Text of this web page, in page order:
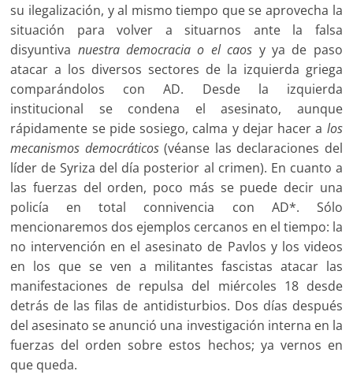
su ilegalización, y al mismo tiempo que se aprovecha la
situación para volver a situarnos ante la falsa
disyuntiva nuestra democracia o el caos y ya de paso
atacar a los diversos sectores de la izquierda griega
comparándolos con AD. Desde la izquierda
institucional se condena el asesinato, aunque
rápidamente se pide sosiego, calma y dejar hacer a los
mecanismos democráticos(véanse las declaraciones del
líder de Syriza del día posterior al crimen). En cuanto a
las fuerzas del orden, poco más se puede decir una
policía en total connivencia con AD*. Sólo
mencionaremos dos ejemplos cercanos en el tiempo: la
no intervención en el asesinato de Pavlos y los videos
en los que se ven a militantes fascistas atacar las
manifestaciones de repulsa del miércoles 18 desde
detrás de las filas de antidisturbios. Dos días después
del asesinato se anunció una investigación interna en la
fuerzas del orden sobre estos hechos; ya vernos en
que queda.